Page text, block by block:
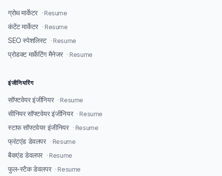
ग्रोथ मार्केटर · Resume
कंटेंट मार्केटर · Resume
SEO स्पेशलिस्ट · Resume
प्रोडक्ट मार्केटिंग मैनेजर · Resume
इंजीनियरिंग
सॉफ्टवेयर इंजीनियर · Resume
सीनियर सॉफ्टवेयर इंजीनियर · Resume
स्टाफ सॉफ्टवेयर इंजीनियर · Resume
फ्रंटएंड डेवलपर · Resume
बैकएंड डेवलपर · Resume
फुल-स्टैक डेवलपर · Resume